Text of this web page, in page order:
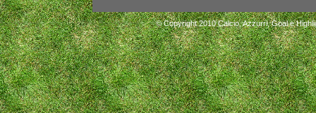
© Copyright 2010Calcio, Azzurri, Goal e